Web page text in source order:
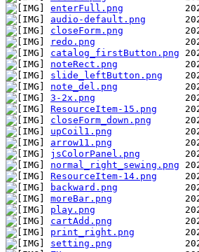
enterFull.png
audio-default.png
closeForm.png
redo.png
catalog_firstButton.png
noteRect.png
slide_leftButton.png
note_del.png
3-2x.png
ResourceItem-15.png
closeForm_down.png
upCoil1.png
arrow11.png
jsColorPanel.png
normal_right_sewing.png
ResourceItem-14.png
backward.png
moreBar.png
play.png
cartAdd.png
print_right.png
setting.png